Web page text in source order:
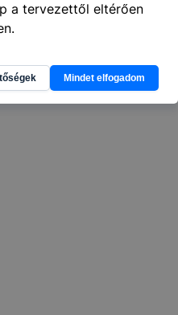
a tervezettől eltérően
Mindet elfogadom